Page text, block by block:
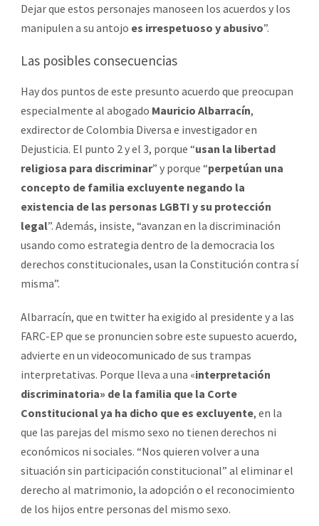
Dejar que estos personajes manoseen los acuerdos y los
manipulen a su antojo es irrespetuoso y abusivo”.
Las posibles consecuencias
Hay dos puntos de este presunto acuerdo que preocupan
especialmente al abogado Mauricio Albarracín,
exdirector de Colombia Diversa e investigador en
Dejusticia. El punto 2 y el 3, porque “usan la libertad
religiosa para discriminar” y porque “perpetúan una
concepto de familia excluyente negando la
existencia de las personas LGBTI y su protección
legal”. Además, insiste, “avanzan en la discriminación
usando como estrategia dentro de la democracia los
derechos constitucionales, usan la Constitución contra sí
misma”.
Albarracín, que en twitter ha exigido al presidente y a las
FARC-EP que se pronuncien sobre este supuesto acuerdo,
advierte en un videocomunicado de sus trampas
interpretativas. Porque lleva a una «interpretación
discriminatoria» de la familia que la Corte
Constitucional ya ha dicho que es excluyente, en la
que las parejas del mismo sexo no tienen derechos ni
económicos ni sociales. “Nos quieren volver a una
situación sin participación constitucional” al eliminar el
derecho al matrimonio, la adopción o el reconocimiento
de los hijos entre personas del mismo sexo.